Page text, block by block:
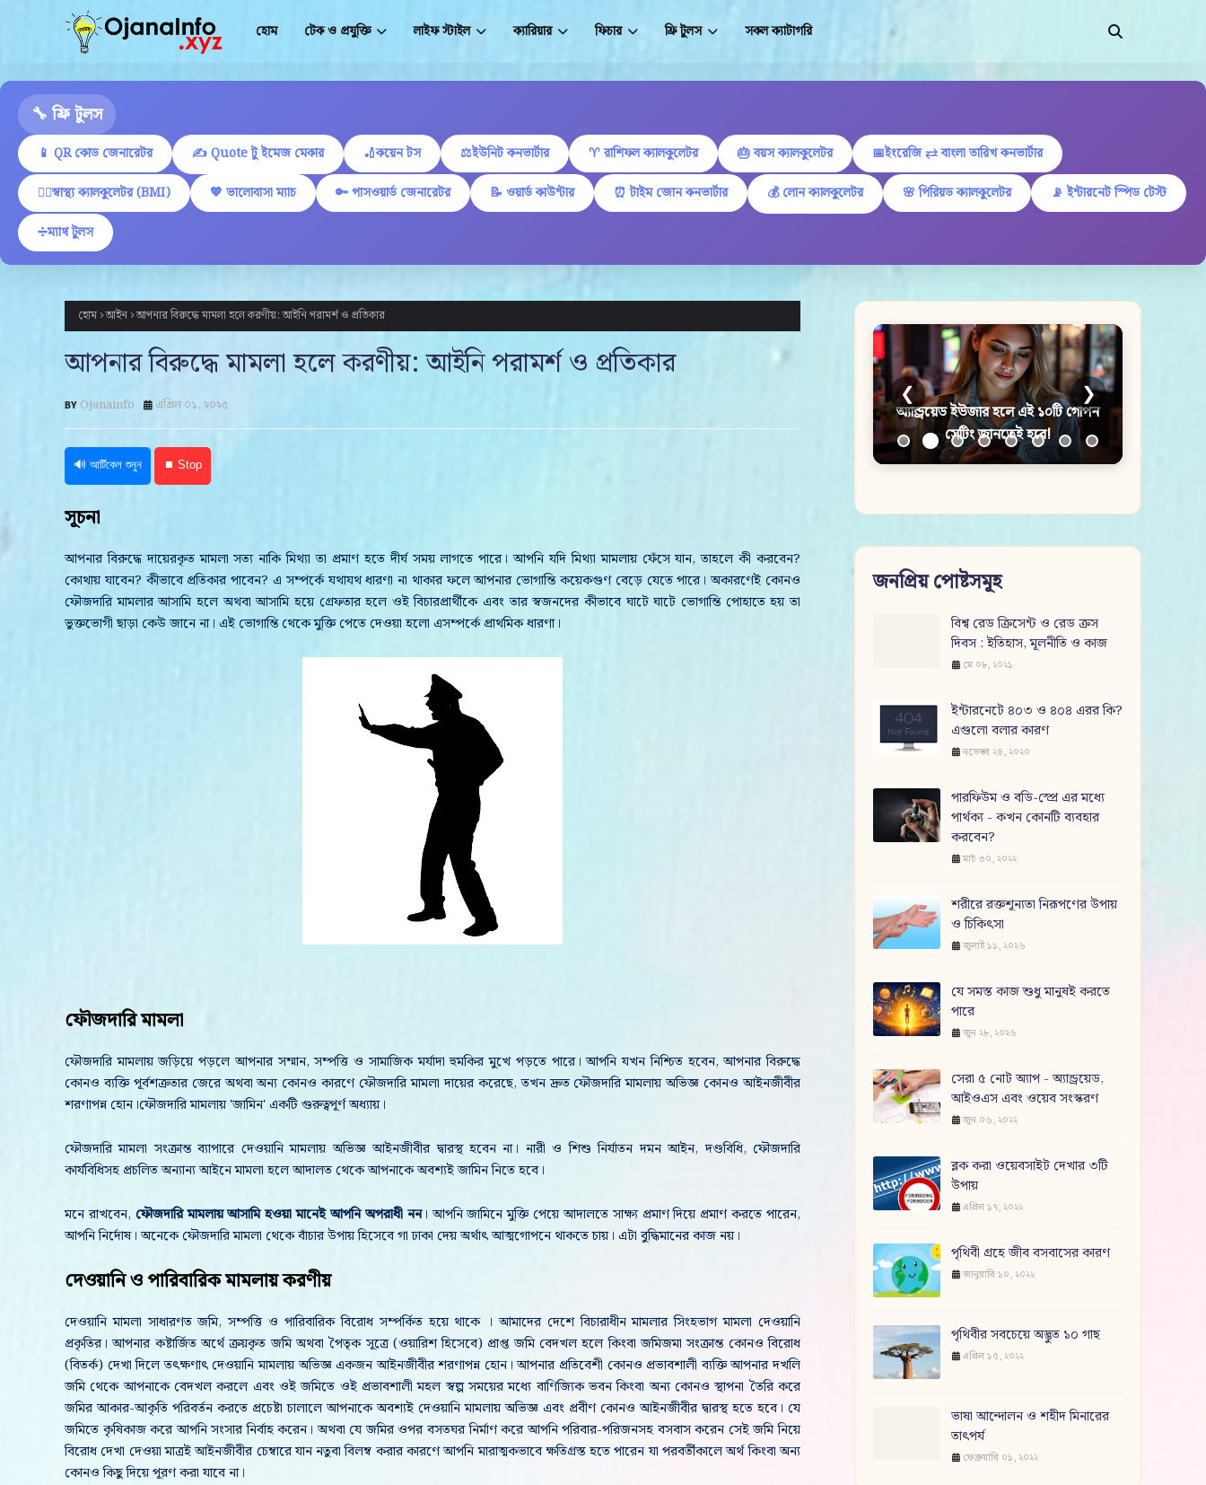
হোম টেক ও প্রযুক্তি লাইফ স্টাইল ক্যারিয়ার ফিচার ফ্রি টুলস সকল ক্যাটাগরি
🔧 ফ্রি টুলস
📱 QR কোড জেনারেটর ✍ Quote টু ইমেজ মেকার 🏏কয়েন টস ⚖️ইউনিট কনভার্টার ♈ রাশিফল ক্যালকুলেটর 🎂 বয়স ক্যালকুলেটর
📅ইংরেজি ⇄ বাংলা তারিখ কনভার্টার
🏋️‍♂️স্বাস্থ্য ক্যালকুলেটর (BMI)
💖 ভালোবাসা ম্যাচ 🔑 পাসওয়ার্ড জেনারেটর 📝 ওয়ার্ড কাউন্টার ⏰ টাইম জোন কনভার্টার 💰 লোন ক্যালকুলেটর 🌸 পিরিয়ড ক্যালকুলেটর
📡 ইন্টারনেট স্পিড টেস্ট
➗ম্যাথ টুলস
হোম আইন আপনার বিরুদ্ধে মামলা হলে করণীয়: আইনি পরামর্শ ও প্রতিকার
আপনার বিরুদ্ধে মামলা হলে করণীয়: আইনি পরামর্শ ও প্রতিকার
Ojanainfo এপ্রিল ০১, ২০২৫
🔊 আর্টিকেল শুনুন ⏹ Stop
সূচনা
আপনার বিরুদ্ধে দায়েরকৃত মামলা সত্য নাকি মিথ্যা তা প্রমাণ হতে দীর্ঘ সময় লাগতে পারে। আপনি যদি মিথ্যা মামলায় ফেঁসে যান, তাহলে কী করবেন?
কোথায় যাবেন? কীভাবে প্রতিকার পাবেন? এ সম্পর্কে যথাযথ ধারণা না থাকার ফলে আপনার ভোগান্তি কয়েকগুণ বেড়ে যেতে পারে। অকারণেই কোনও
ফৌজদারি মামলার আসামি হলে অথবা আসামি হয়ে গ্রেফতার হলে ওই বিচারপ্রার্থীকে এবং তার স্বজনদের কীভাবে ঘাটে ঘাটে ভোগান্তি পোহাতে হয় তা
ভুক্তভোগী ছাড়া কেউ জানে না। এই ভোগান্তি থেকে মুক্তি পেতে দেওয়া হলো এসম্পর্কে প্রাথমিক ধারণা।
ফৌজদারি মামলা
ফৌজদারি মামলায় জড়িয়ে পড়লে আপনার সম্মান, সম্পত্তি ও সামাজিক মর্যাদা হুমকির মুখে পড়তে পারে। আপনি যখন নিশ্চিত হবেন, আপনার বিরুদ্ধে
কোনও ব্যক্তি পূর্বশত্রুতার জেরে অথবা অন্য কোনও কারণে ফৌজদারি মামলা দায়ের করেছে, তখন দ্রুত ফৌজদারি মামলায় অভিজ্ঞ কোনও আইনজীবীর
শরণাপন্ন হোন।ফৌজদারি মামলায় 'জামিন' একটি গুরুত্বপূর্ণ অধ্যায়।
ফৌজদারি মামলা সংক্রান্ত ব্যাপারে দেওয়ানি মামলায় অভিজ্ঞ আইনজীবীর দ্বারস্থ হবেন না। নারী ও শিশু নির্যাতন দমন আইন, দণ্ডবিধি, ফৌজদারি
কার্যবিধিসহ প্রচলিত অন্যান্য আইনে মামলা হলে আদালত থেকে আপনাকে অবশ্যই জামিন নিতে হবে।
মনে রাখবেন, ফৌজদারি মামলায় আসামি হওয়া মানেই আপনি অপরাধী নন। আপনি জামিনে মুক্তি পেয়ে আদালতে সাক্ষ্য প্রমাণ দিয়ে প্রমাণ করতে পারেন,
আপনি নির্দোষ। অনেকে ফৌজদারি মামলা থেকে বাঁচার উপায় হিসেবে গা ঢাকা দেয় অর্থাৎ আত্মগোপনে থাকতে চায়। এটা বুদ্ধিমানের কাজ নয়।
দেওয়ানি ও পারিবারিক মামলায় করণীয়
দেওয়ানি মামলা সাধারণত জমি, সম্পত্তি ও পারিবারিক বিরোধ সম্পর্কিত হয়ে থাকে । আমাদের দেশে বিচারাধীন মামলার সিংহভাগ মামলা দেওয়ানি
প্রকৃতির। আপনার কষ্টার্জিত অর্থে ক্রয়কৃত জমি অথবা পৈতৃক সূত্রে (ওয়ারিশ হিসেবে) প্রাপ্ত জমি বেদখল হলে কিংবা জমিজমা সংক্রান্ত কোনও বিরোধ
(বিতর্ক) দেখা দিলে তৎক্ষণাৎ দেওয়ানি মামলায় অভিজ্ঞ একজন আইনজীবীর শরণাপন্ন হোন। আপনার প্রতিবেশী কোনও প্রভাবশালী ব্যক্তি আপনার দখলি
জমি থেকে আপনাকে বেদখল করলে এবং ওই জমিতে ওই প্রভাবশালী মহল স্বল্প সময়ের মধ্যে বাণিজ্যিক ভবন কিংবা অন্য কোনও স্থাপনা তৈরি করে
জমির আকার-আকৃতি পরিবর্তন করতে প্রচেষ্টা চালালে আপনাকে অবশ্যই দেওয়ানি মামলায় অভিজ্ঞ এবং প্রবীণ কোনও আইনজীবীর দ্বারস্থ হতে হবে। যে
জমিতে কৃষিকাজ করে আপনি সংসার নির্বাহ করেন। অথবা যে জমির ওপর বসতঘর নির্মাণ করে আপনি পরিবার-পরিজনসহ বসবাস করেন সেই জমি নিয়ে
বিরোধ দেখা দেওয়া মাত্রই আইনজীবীর চেম্বারে যান নতুবা বিলম্ব করার কারণে আপনি মারাত্মকভাবে ক্ষতিগ্রস্ত হতে পারেন যা পরবর্তীকালে অর্থ কিংবা অন্য
কোনও কিছু দিয়ে পূরণ করা যাবে না।
অ্যান্ড্রয়েড ইউজার হলে এই ১০টি গোপন
সেটিং জানতেই হবে!
❮ ❯
জনপ্রিয় পোষ্টসমূহ
বিশ্ব রেড ক্রিসেন্ট ও রেড ক্রস
দিবস : ইতিহাস, মূলনীতি ও কাজ
মে ০৮, ২০২১
ইন্টারনেটে ৪০৩ ও ৪০৪ এরর কি?
এগুলো বলার কারণ
নভেম্বর ২৪, ২০২০
পারফিউম ও বডি-স্প্রে এর মধ্যে
পার্থক্য - কখন কোনটি ব্যবহার
করবেন?
মার্চ ৩০, ২০২২
শরীরে রক্তশূন্যতা নিরূপণের উপায়
ও চিকিৎসা
জুলাই ১১, ২০২৬
যে সমস্ত কাজ শুধু মানুষই করতে
পারে
জুন ২৮, ২০২৬
সেরা ৫ নোট অ্যাপ - অ্যান্ড্রয়েড,
আইওএস এবং ওয়েব সংস্করণ
জুন ০৬, ২০২২
ব্লক করা ওয়েবসাইট দেখার ৩টি
উপায়
এপ্রিল ১৭, ২০২২
পৃথিবী গ্রহে জীব বসবাসের কারণ
জানুয়ারি ১০, ২০২২
পৃথিবীর সবচেয়ে অদ্ভুত ১০ গাছ
এপ্রিল ১৫, ২০২২
ভাষা আন্দোলন ও শহীদ মিনারের
তাৎপর্য
ফেব্রুয়ারি ০১, ২০২২